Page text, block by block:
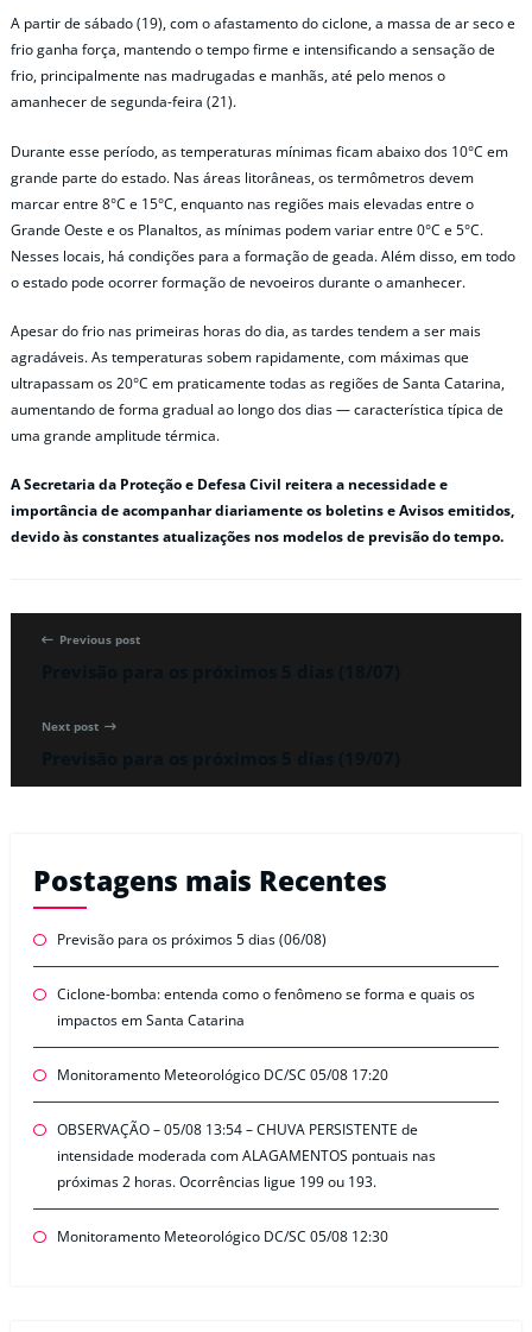
A partir de sábado (19), com o afastamento do ciclone, a massa de ar seco e
frio ganha força, mantendo o tempo firme e intensificando a sensação de
frio, principalmente nas madrugadas e manhãs, até pelo menos o
amanhecer de segunda-feira (21).
Durante esse período, as temperaturas mínimas ficam abaixo dos 10°C em
grande parte do estado. Nas áreas litorâneas, os termômetros devem
marcar entre 8°C e 15°C, enquanto nas regiões mais elevadas entre o
Grande Oeste e os Planaltos, as mínimas podem variar entre 0°C e 5°C.
Nesses locais, há condições para a formação de geada. Além disso, em todo
o estado pode ocorrer formação de nevoeiros durante o amanhecer.
Apesar do frio nas primeiras horas do dia, as tardes tendem a ser mais
agradáveis. As temperaturas sobem rapidamente, com máximas que
ultrapassam os 20°C em praticamente todas as regiões de Santa Catarina,
aumentando de forma gradual ao longo dos dias — característica típica de
uma grande amplitude térmica.
A Secretaria da Proteção e Defesa Civil reitera a necessidade e
importância de acompanhar diariamente os boletins e Avisos emitidos,
devido às constantes atualizações nos modelos de previsão do tempo.
Previous post
Next post
Postagens mais Recentes
Previsão para os próximos 5 dias (06/08)
Ciclone-bomba: entenda como o fenômeno se forma e quais os
impactos em Santa Catarina
Monitoramento Meteorológico DC/SC 05/08 17:20
OBSERVAÇÃO – 05/08 13:54 – CHUVA PERSISTENTE de
intensidade moderada com ALAGAMENTOS pontuais nas
próximas 2 horas. Ocorrências ligue 199 ou 193.
Monitoramento Meteorológico DC/SC 05/08 12:30